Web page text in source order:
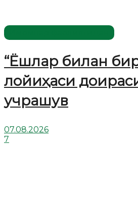
“Ёшлар билан
лойиҳаси
учрашув
07.08.2026
7